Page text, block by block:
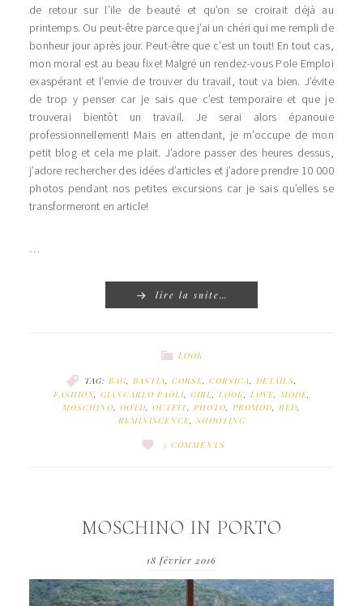
de retour sur l’ile de beauté et qu’on se croirait déjà au
printemps. Ou peut-être parce que j’ai un chéri qui me rempli de
bonheur jour après jour. Peut-être que c’est un tout! En tout cas,
mon moral est au beau fixe! Malgré un rendez-vous Pole Emploi
exaspérant et l’envie de trouver du travail, tout va bien. J’évite
de trop y penser car je sais que c’est temporaire et que je
trouverai bientôt un travail. Je serai alors épanouie
professionnellement! Mais en attendant, je m’occupe de mon
petit blog et cela me plait. J’adore passer des heures dessus,
j’adore rechercher des idées d’articles et j’adore prendre 10 000
photos pendant nos petites excursions car je sais qu’elles se
transformeront en article!
…
lire la suite…
LOOK
TAG: BAG, BASTIA, CORSE, CORSICA, DETAILS,
FASHION, GIANCARLO PAOLI, GIRL, LOOK, LOVE, MODE,
MOSCHINO, OOTD, OUTFIT, PHOTO, PROMOD, RED,
REMINISCENCE, SHOOTING
5 COMMENTS
MOSCHINO IN PORTO
18 février 2016